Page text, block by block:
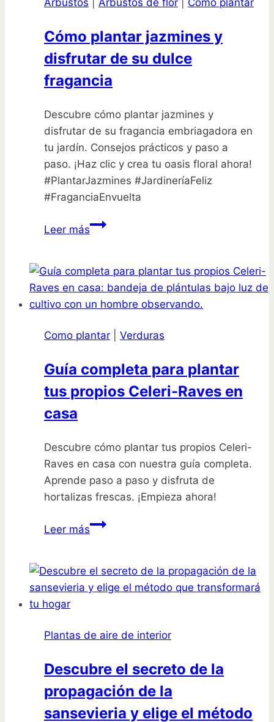
en
balcón
con
estos
10
infalibles
Arbustos Arbustos de flor Como plantar
Cómo plantar jazmines y
disfrutar de su dulce
fragancia
Descubre cómo plantar jazmines y
disfrutar de su fragancia embriagadora en
tu jardín. Consejos prácticos y paso a
paso. ¡Haz clic y crea tu oasis floral ahora!
#PlantarJazmines #JardineríaFeliz
#FraganciaEnvuelta
Leer másCómo
y
disfrutar
de
dulce
Como plantar Verduras
Guía completa para plantar
tus propios Celeri-Raves en
casa
Descubre cómo plantar tus propios Celeri-
Raves en casa con nuestra guía completa.
Aprende paso a paso y disfruta de
hortalizas frescas. ¡Empieza ahora!
Leer másGuía
plantar
tus
Raves
casa
Plantas de aire de interior
Descubre el secreto de la
propagación de la
sansevieria y elige el método